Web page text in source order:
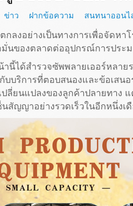
ข่าว ฝากข้อความ สนทนาออนไ
ลงอย่างเป็นทางการเพื่อจัดหา
นของตลาดต่ออุปกรณ์การประ
นี้ได้สำรวจซัพพลายเออร์หลา
บบริการที่ตอบสนองและข้อเสน
ลี่ยนแปลงของลูกค้าปลายทาง
สัญญาอย่างรวดเร็วในอีกหนึ่งเ